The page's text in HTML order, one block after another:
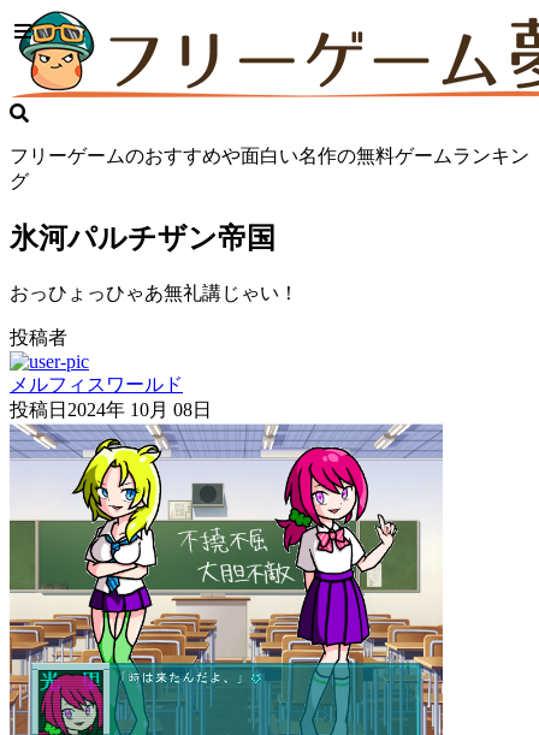
フリーゲームのおすすめや面白い名作の無料ゲームランキン
グ
氷河パルチザン帝国
おっひょっひゃあ無礼講じゃい！
投稿者
メルフィスワールド
投稿日 2024年 10月 08日